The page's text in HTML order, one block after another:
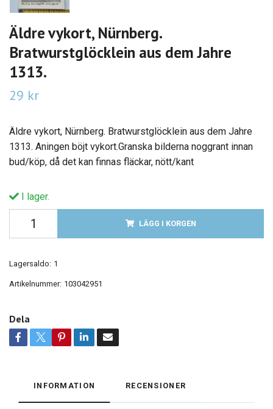
Äldre vykort, Nürnberg.
Bratwurstglöcklein aus dem Jahre
1313.
29 kr
Äldre vykort, Nürnberg. Bratwurstglöcklein aus dem Jahre
1313. Aningen böjt vykort.Granska bilderna noggrant innan
bud/köp, då det kan finnas fläckar, nött/kant
I lager.
LÄGG I KORGEN
Lagersaldo: 1
Artikelnummer: 103042951
Dela
INFORMATION RECENSIONER